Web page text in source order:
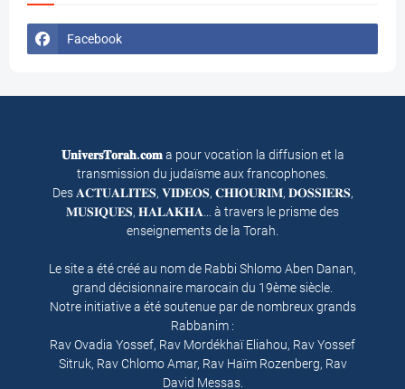
Facebook
𝐔𝐧𝐢𝐯𝐞𝐫𝐬𝐓𝐨𝐫𝐚𝐡.𝐜𝐨𝐦a pour vocation la diffusion et la
transmission du judaïsme aux francophones.
Des 𝐀𝐂𝐓𝐔𝐀𝐋𝐈𝐓𝐄𝐒, 𝐕𝐈𝐃𝐄𝐎𝐒, 𝐂𝐇𝐈𝐎𝐔𝐑𝐈𝐌, 𝐃𝐎𝐒𝐒𝐈𝐄𝐑𝐒,
𝐌𝐔𝐒𝐈𝐐𝐔𝐄𝐒, 𝐇𝐀𝐋𝐀𝐊𝐇𝐀… à travers le prisme des
enseignements de la Torah.
Le site a été créé au nom de Rabbi Shlomo Aben Danan,
grand décisionnaire marocain du 19ème siècle.
Notre initiative a été soutenue par de nombreux grands
Rabbanim :
Rav Ovadia Yossef, Rav Mordékhaï Eliahou, Rav Yossef
Sitruk, Rav Chlomo Amar, Rav Haïm Rozenberg, Rav
David Messas.